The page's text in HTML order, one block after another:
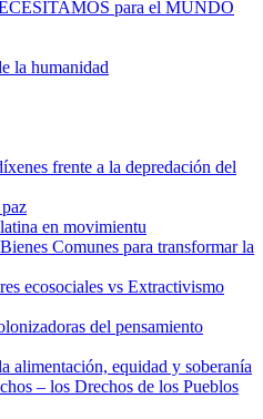
para el MUNDO
la humanidad
frente a la depredación del
en movimientu
Comunes para transformar la
ecosociales vs Extractivismo
del pensamiento
alimentación, equidad y soberanía
– los Drechos de los Pueblos